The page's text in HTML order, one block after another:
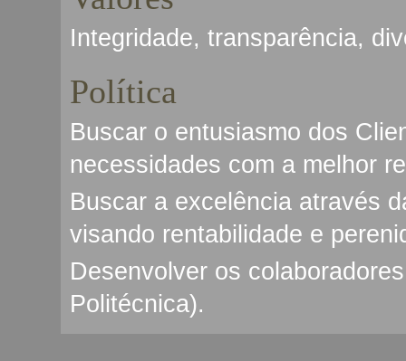
Integridade, transparência,
Política
Buscar o entusiasmo dos
necessidades com a melhor
Buscar a excelência através
visando rentabilidade e
Desenvolver os
Politécnica).